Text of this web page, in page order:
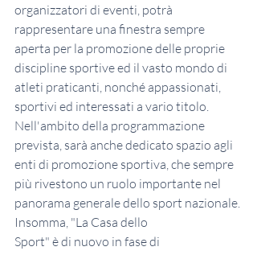
organizzatori di eventi, potrà
rappresentare una finestra sempre
aperta per la promozione delle proprie
discipline sportive ed il vasto mondo di
atleti praticanti, nonché appassionati,
sportivi ed interessati a vario titolo.
Nell'ambito della programmazione
prevista, sarà anche dedicato spazio agli
enti di promozione sportiva, che sempre
più rivestono un ruolo importante nel
panorama generale dello sport nazionale.
Insomma, "La Casa dello
Sport" è di nuovo in fase di